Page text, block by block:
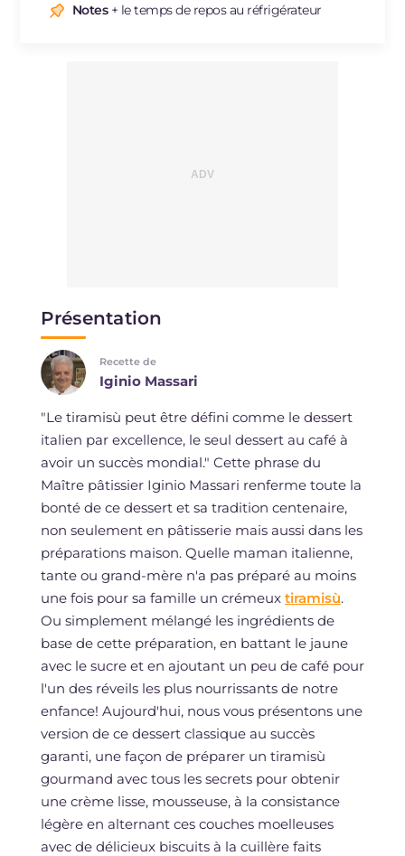
Notes+ le temps de repos au réfrigérateur
Présentation
Recette de
Iginio Massari
"Le tiramisù peut être défini comme le dessert
italien par excellence, le seul dessert au café à
avoir un succès mondial." Cette phrase du
Maître pâtissier Iginio Massari renferme toute la
bonté de ce dessert et sa tradition centenaire,
non seulement en pâtisserie mais aussi dans les
préparations maison. Quelle maman italienne,
tante ou grand-mère n'a pas préparé au moins
une fois pour sa famille un crémeux tiramisù.
Ou simplement mélangé les ingrédients de
base de cette préparation, en battant le jaune
avec le sucre et en ajoutant un peu de café pour
l'un des réveils les plus nourrissants de notre
enfance! Aujourd'hui, nous vous présentons une
version de ce dessert classique au succès
garanti, une façon de préparer un tiramisù
gourmand avec tous les secrets pour obtenir
une crème lisse, mousseuse, à la consistance
légère en alternant ces couches moelleuses
avec de délicieux biscuits à la cuillère faits